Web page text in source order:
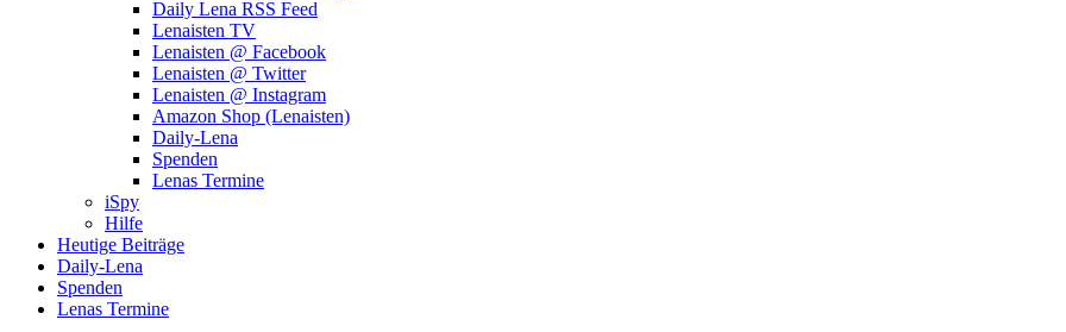
Daily Lena RSS Feed
Lenaisten TV
Lenaisten @ Facebook
Lenaisten @ Twitter
Lenaisten @ Instagram
Amazon Shop (Lenaisten)
Daily-Lena
Spenden
Lenas Termine
iSpy
Hilfe
Heutige Beiträge
Daily-Lena
Spenden
Lenas Termine